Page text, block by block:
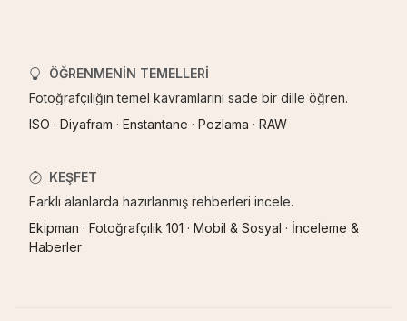
ÖĞRENMENIN TEMELLERI
Fotoğrafçılığın temel kavramlarını sade bir dille öğren.
ISO · Diyafram · Enstantane · Pozlama · RAW
KEŞFET
Farklı alanlarda hazırlanmış rehberleri incele.
Ekipman · Fotoğrafçılık 101 · Mobil & Sosyal · İnceleme &
Haberler